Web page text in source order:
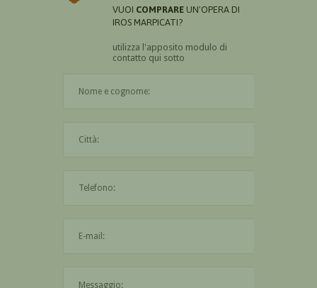
VUOI COMPRARE UN'OPERA DI
IROS MARPICATI?
utilizza l'apposito modulo di
contatto qui sotto